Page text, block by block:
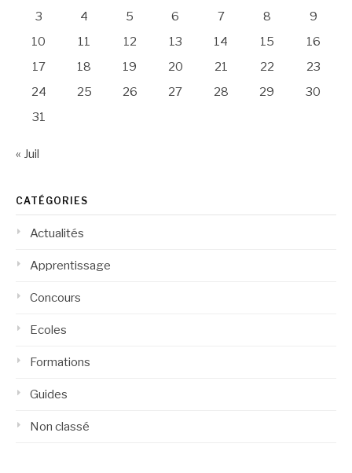
3
4 5 6 7 8
9
10
11 12 13 14 15
16
17
18 19 20 21 22
23
24
25 26 27 28 29
30
31
« Juil
CATÉGORIES
Actualités
Apprentissage
Concours
Ecoles
Formations
Guides
Non classé